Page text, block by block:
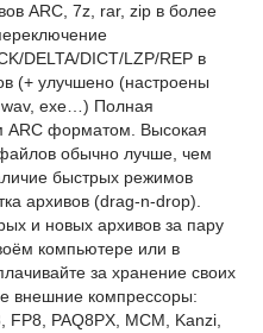
ARC, 7z, rar, zip в более
DELTA/DICT/LZP/REP в
(+ улучшено (настроены
exe…) Полная
ARC форматом. Высокая
обычно лучше, чем
быстрых режимов
архивов (drag-n-drop).
и новых архивов за пару
компьютере или в
за хранение своих
внешние компрессоры:
FP8, PAQ8PX, MCM, Kanzi,